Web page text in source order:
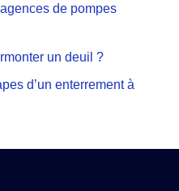
de pompes
un deuil ?
d’un enterrement à